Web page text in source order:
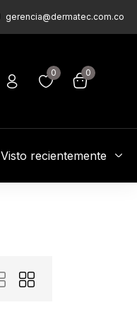
gerencia@dermatec.com.co
0 0
Visto recientemente